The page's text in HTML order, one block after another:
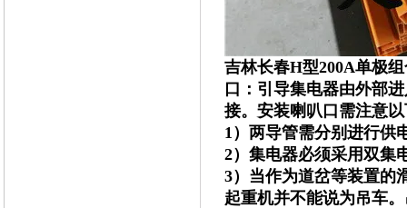
吉林长春H型200A单极
口：引导集电器由外部
接。安装喇叭口需注意
1）两导管需分别进行供
2）集电器必须采用双集
3）当作为道岔等装置的
起重机并不能说为吊车